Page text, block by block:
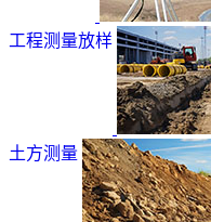
工程测量放样
土方测量